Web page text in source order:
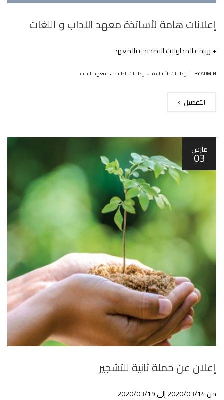
إعلانات هامة لأساتذة معهد الآداب و اللغات
+ رزنامة المداولات التصحيحة بالمعهد
BY ADMIN إعلانات للأساتذة . إعلانات للطلبة . معهد الآداب
التفصيل
مارس
03
إعلان عن حملة ثانية للتشجير
من 2020/03/14 إلى 2020/03/19